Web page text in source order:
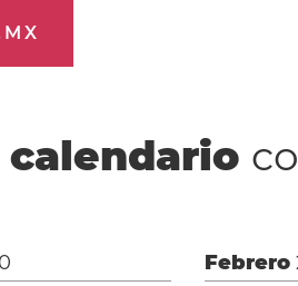
calendario
Febrero